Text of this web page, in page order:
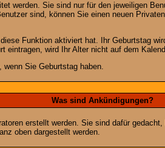
werden. Sie sind nur für den jeweiligen
sind, können Sie einen neuen
Funktion aktiviert hat. Ihr Geburtstag
eintragen, wird Ihr Alter nicht auf dem
wenn Sie Geburtstag haben.
Was sind Ankündigungen?
erstellt werden. Sie sind dafür
oben dargestellt werden.